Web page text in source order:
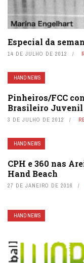
Especial da
14 DE JULHO DE 2012
HAND NEWS
Pinheiros/FCC
Brasileiro Juvenil
3 DE JULHO DE 2012
HAND NEWS
CPH e 360 nas
Hand Beach
27 DE JANEIRO DE 2016
HAND NEWS